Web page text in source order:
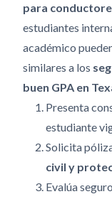
para
estudiantes
académico
similares a los
buen GPA en
Presenta
estudiante
Solicita
civil y
Evalúa